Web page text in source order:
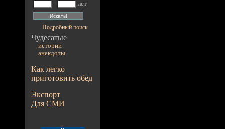
-
лет
Подробный поиск
Чудесатые
истории
анекдоты
Как легко
приготовить обед
Экспорт
Для СМИ